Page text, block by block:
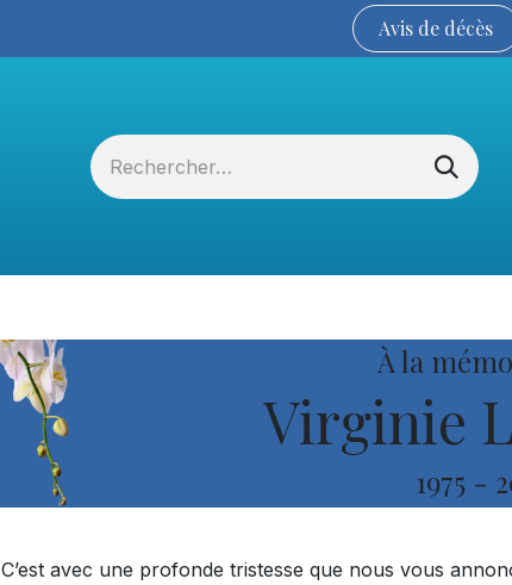
Avis de décès
À la
Virginie
1975 -
C’est avec une profonde tristesse que nous vous